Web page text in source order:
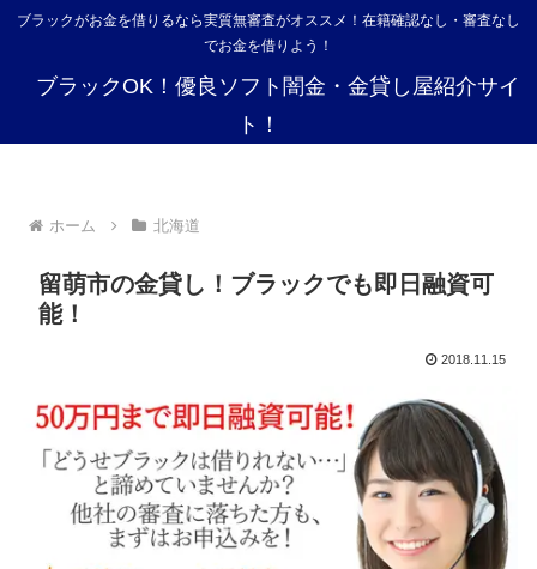
ブラックがお金を借りるなら実質無審査がオススメ！在籍確認なし・審査なし
でお金を借りよう！
ブラックOK！優良ソフト闇金・金貸し屋紹介サイ
ト！
ホーム 北海道
留萌市の金貸し！ブラックでも即日融資可
能！
2018.11.15